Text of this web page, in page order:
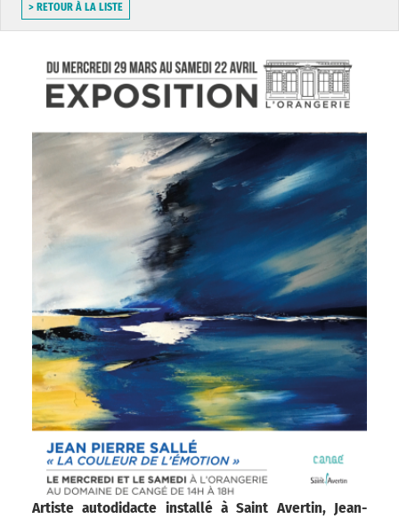
> RETOUR À LA LISTE
Artiste autodidacte installé à Saint Avertin, Jean-